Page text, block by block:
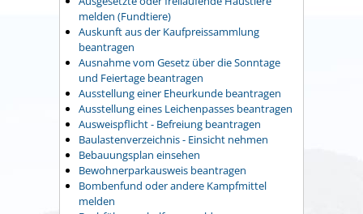
melden (Fundtiere)
Auskunft aus der Kaufpreissammlung
beantragen
Ausnahme vom Gesetz über die Sonntage
und Feiertage beantragen
Ausstellung einer Eheurkunde beantragen
Ausstellung eines Leichenpasses beantragen
Ausweispflicht - Befreiung beantragen
Baulastenverzeichnis - Einsicht nehmen
Bebauungsplan einsehen
Bewohnerparkausweis beantragen
Bombenfund oder andere Kampfmittel
melden